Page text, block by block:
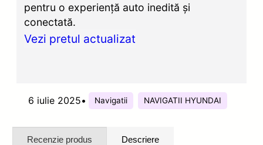
pentru o experiență auto inedită și
conectată.
Vezi pretul actualizat
6 iulie 2025• Navigatii NAVIGATII HYUNDAI
Recenzie produs Descriere